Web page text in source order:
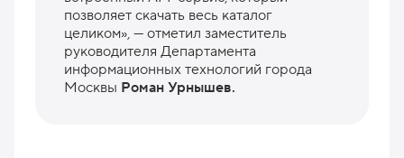
позволяет скачать весь каталог
целиком», — отметил заместитель
руководителя Департамента
информационных технологий города
Москвы Роман Урнышев.